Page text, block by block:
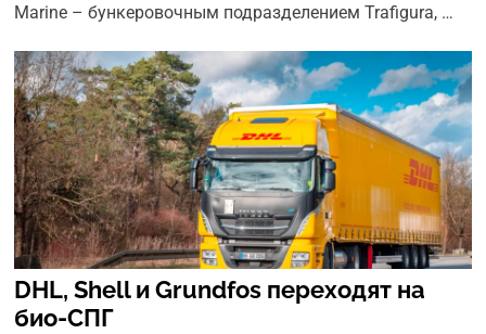
Marine – бункеровочным подразделением Trafigura, …
DHL, Shell и Grundfos переходят на
био-СПГ